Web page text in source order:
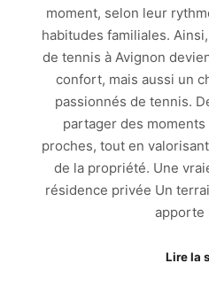
moment, selon leur
habitudes familiales.
de tennis à Avignon
confort, mais aussi un
passionnés de tennis.
partager des
proches, tout en
de la propriété. Une
résidence privée Un
apporte
Lire la